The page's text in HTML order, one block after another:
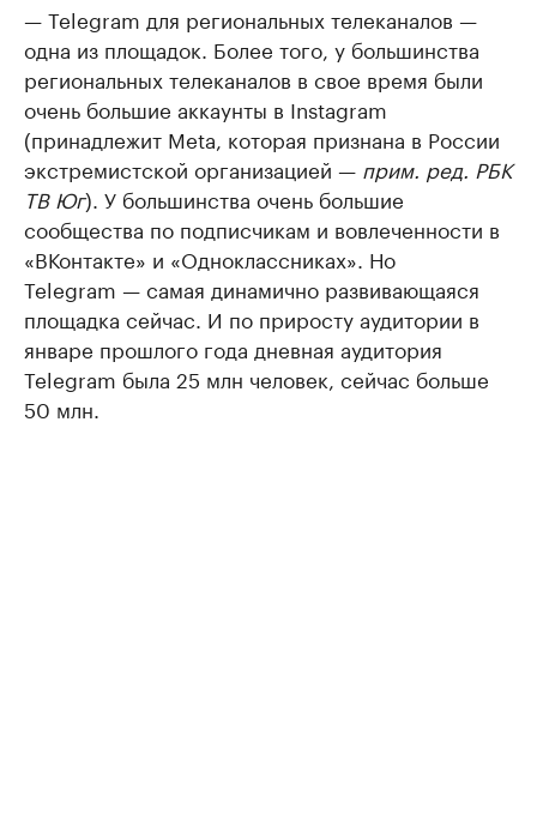
— Telegram для региональных телеканалов —
одна из площадок. Более того, у большинства
региональных телеканалов в свое время были
очень большие аккаунты в Instagram
(принадлежит Meta, которая признана в России
экстремистской организацией — прим. ред. РБК
ТВ Юг). У большинства очень большие
сообщества по подписчикам и вовлеченности в
«ВКонтакте» и «Одноклассниках». Но
Telegram — самая динамично развивающаяся
площадка сейчас. И по приросту аудитории в
январе прошлого года дневная аудитория
Telegram была 25 млн человек, сейчас больше
50 млн.